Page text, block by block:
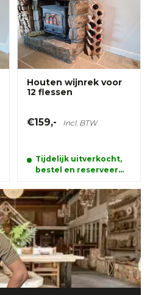
Houten wijnrek voor
12 flessen
€159,- Incl. BTW
Tijdelijk uitverkocht,
bestel en reserveer